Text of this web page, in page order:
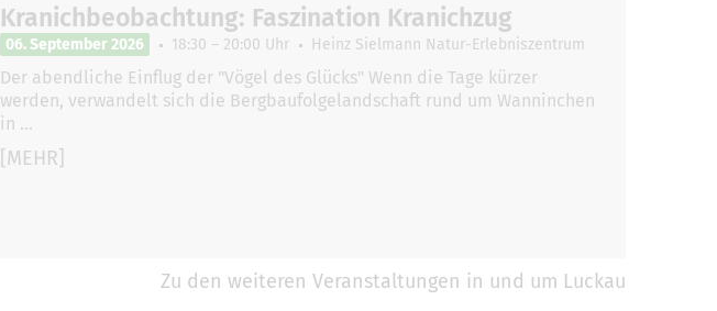
Kranichbeobachtung: Faszination Kranichzug
06. September 2026 18:30 – 20:00 Uhr Heinz Sielmann Natur-Erlebniszentrum
Der abendliche Einflug der "Vögel des Glücks" Wenn die Tage kürzer
werden, verwandelt sich die Bergbaufolgelandschaft rund um Wanninchen
in …
[MEHR]
Zu den weiteren Veranstaltungen in und um Luckau